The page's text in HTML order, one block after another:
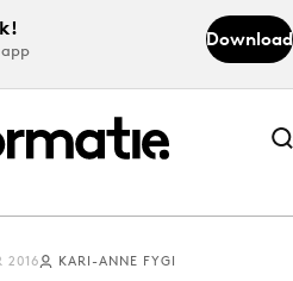
Download
Abonneer nu
Abonneer nu
2016 KARI-ANNE FYGI